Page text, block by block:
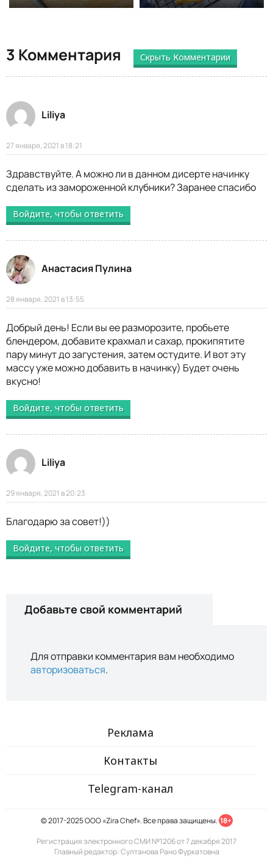
3 Комментария Скрыть Комментарии
Liliya
27 января, 2021 в 18:21
Здравствуйте. А можно ли в данном дисерте начинку
сделать из замороженной клубники? Заранее спасибо
Войдите, чтобы ответить
Анастасия Пулина
28 января, 2021 в 13:55
Добрый день! Если вы ее разморозите, пробьете
блендером, добавите крахмал и сахар, прокипятите
пару минут до загустения, затем остудите. И вот эту
массу уже можно добавить в начинку) Будет очень
вкусно!
Войдите, чтобы ответить
Liliya
29 января, 2021 в 20:23
Благодарю за совет!))
Войдите, чтобы ответить
Добавьте свой комментарий
Для отправки комментария вам необходимо
авторизоваться.
Реклама
Контакты
Telegram-канал
© 2017-2025 ООО «Zira Chef». Все права защищены. 18+
Регистрация электронного СМИ №1206 от 7 декабря 2017
Главный редактор: Султанова Рано Фуркатовна